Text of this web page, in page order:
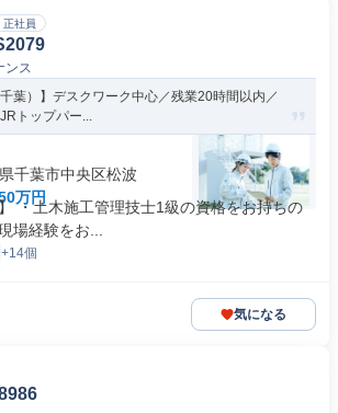
正社員
ンス
千葉）】デスクワーク中心／残業20時間以内／
トップパー...
千葉市中央区松波
万円
・土木施工管理技士1級の資格をお持ちの
場経験をお...
+14個
気になる